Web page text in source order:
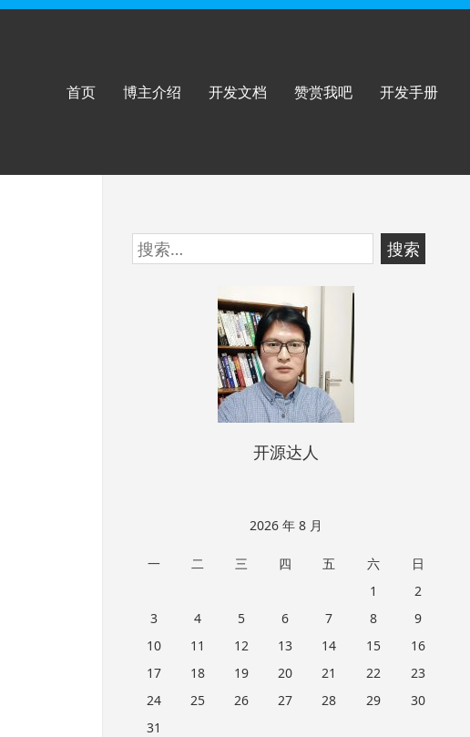
首页 博主介绍 开发文档 赞赏我吧 开发手册
跳
至
搜
索：
开源达人
2026 年 8 月
一 二 三 四 五 六
日
1
2
3
4 5 6 7 8
9
10
11 12 13 14 15
16
17
18 19 20 21 22
23
24
25 26 27 28 29
30
31